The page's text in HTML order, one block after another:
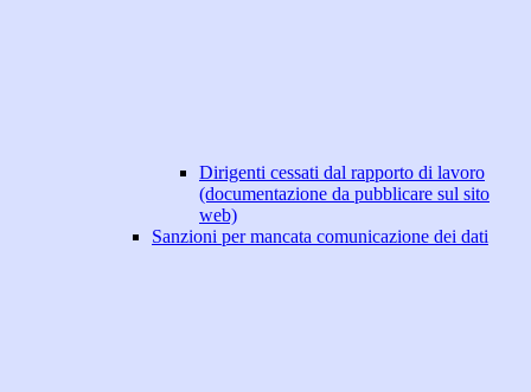
Dirigenti cessati dal rapporto di lavoro
(documentazione da pubblicare sul sito
web)
Sanzioni per mancata comunicazione dei dati